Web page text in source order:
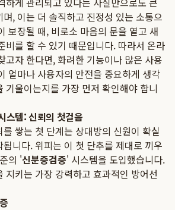
, 이는 더 솔직하고 진정성 있는 소통으
보장될 때, 비로소 마음의 문을 열고 새
비를 할 수 있기 때문입니다. 따라서 온라
고자 한다면, 화려한 기능이나 많은 사용
얼마나 사용자의 안전을 중요하게 생각
기울이는지를 가장 먼저 확인해야 합니
스템: 신뢰의 첫걸음
쌓는 첫 단계는 상대방의 신원이 확실
니다. 위피는 이 첫 단추를 제대로 끼우
의 '신분증검증' 시스템을 도입했습니다.
지키는 가장 강력하고 효과적인 방어선